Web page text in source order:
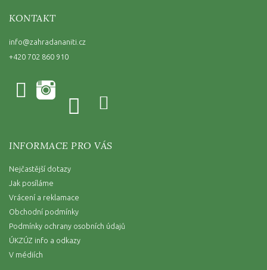
KONTAKT
info@zahradananiti.cz
+420 702 860 910
INFORMACE PRO VÁS
Nejčastější dotazy
Jak posíláme
Vrácení a reklamace
Obchodní podmínky
Podmínky ochrany osobních údajů
ÚKZÚZ info a odkazy
V médiích